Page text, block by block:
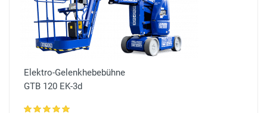
Elektro-Gelenkhebebühne
GTB 120 EK-3d